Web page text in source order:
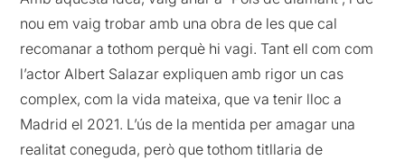
nou em vaig trobar amb una obra de les que cal
recomanar a tothom perquè hi vagi. Tant ell com com
l’actor Albert Salazar expliquen amb rigor un cas
complex, com la vida mateixa, que va tenir lloc a
Madrid el 2021. L’ús de la mentida per amagar una
realitat coneguda, però que tothom titllaria de